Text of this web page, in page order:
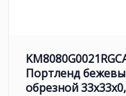
Портленд
обрезной